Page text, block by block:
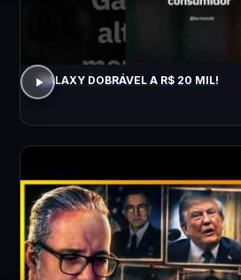
GALAXY DOBRÁVEL A R$ 20 MIL!